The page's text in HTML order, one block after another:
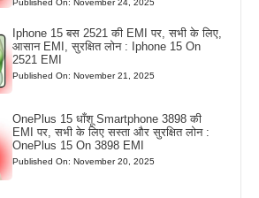
Iphone 15 बस 2521 की EMI पर, सभी के लिए,
आसान EMI, सुरक्षित लोन : Iphone 15 On
2521 EMI
Published On: November 21, 2025
OnePlus 15 धाँशू Smartphone 3898 की
EMI पर, सभी के लिए सस्ता और सुरक्षित लोन :
OnePlus 15 On 3898 EMI
Published On: November 20, 2025